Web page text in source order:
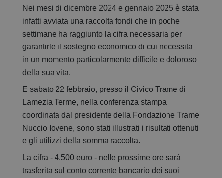
Nei mesi di dicembre 2024 e gennaio 2025 è stata
infatti avviata una raccolta fondi che in poche
settimane ha raggiunto la cifra necessaria per
garantirle il sostegno economico di cui necessita
in un momento particolarmente difficile e doloroso
della sua vita.
E sabato 22 febbraio, presso il Civico Trame di
Lamezia Terme, nella conferenza stampa
coordinata dal presidente della Fondazione Trame
Nuccio Iovene, sono stati illustrati i risultati ottenuti
e gli utilizzi della somma raccolta.
La cifra - 4.500 euro - nelle prossime ore sarà
trasferita sul conto corrente bancario dei suoi